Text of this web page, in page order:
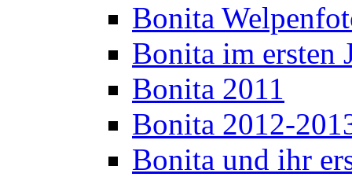
Bonita
Bonita im ersten
Bonita 2011
Bonita 2012-
Bonita und ihr